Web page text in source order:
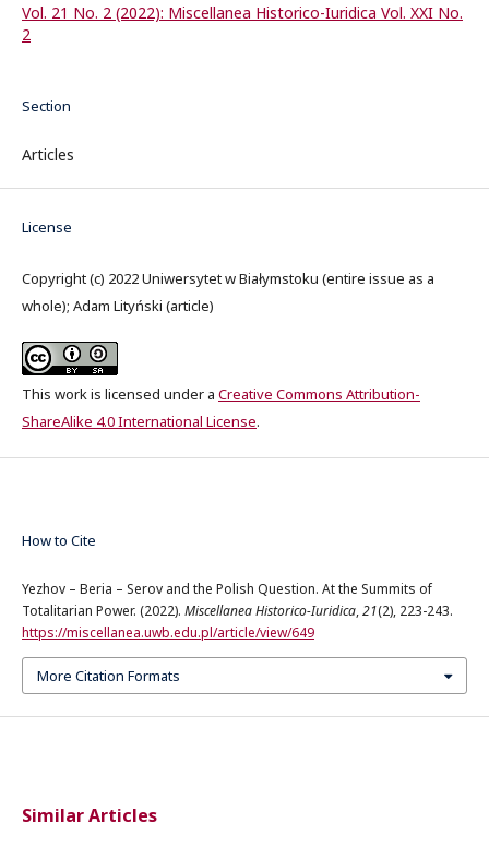
Vol. 21 No. 2 (2022): Miscellanea Historico-Iuridica Vol. XXI No.
2
Section
Articles
License
Copyright (c) 2022 Uniwersytet w Białymstoku (entire issue as a
whole); Adam Lityński (article)
This work is licensed under a Creative Commons Attribution-
ShareAlike 4.0 International License.
How to Cite
Yezhov – Beria – Serov and the Polish Question. At the Summits of
Totalitarian Power. (2022). Miscellanea Historico-Iuridica,21(2), 223-243.
https://miscellanea.uwb.edu.pl/article/view/649
More Citation Formats
Similar Articles